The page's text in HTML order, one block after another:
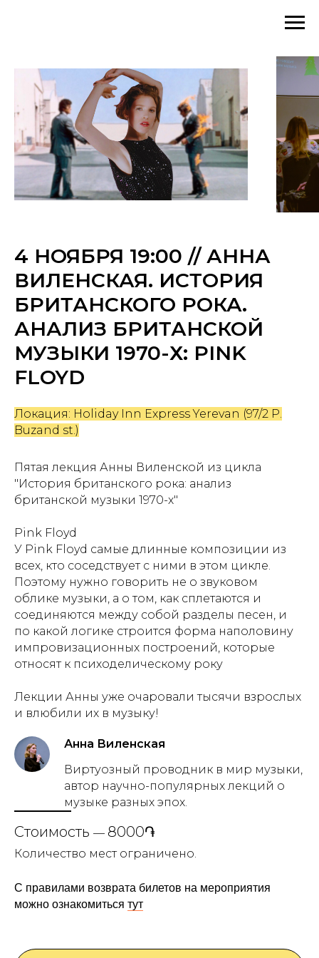
4 НОЯБРЯ 19:00 // АННА
ВИЛЕНСКАЯ. ИСТОРИЯ
БРИТАНСКОГО РОКА.
АНАЛИЗ БРИТАНСКОЙ
МУЗЫКИ 1970-Х: PINK
FLOYD
Локация: Holiday Inn Express Yerevan (97/2 P.
Buzand st.)
Пятая лекция Анны Виленской из цикла
"История британского рока: анализ
британской музыки 1970-х"
Pink Floyd
У Pink Floyd самые длинные композиции из
всех, кто соседствует с ними в этом цикле.
Поэтому нужно говорить не о звуковом
облике музыки, а о том, как сплетаются и
соединяются между собой разделы песен, и
по какой логике строится форма наполовину
импровизационных построений, которые
относят к психоделическому року
Лекции Анны уже очаровали тысячи взрослых
и влюбили их в музыку!
Анна Виленская
Виртуозный проводник в мир музыки,
автор научно-популярных лекций о
музыке разных эпох.
Стоимость — 8000֏
Количество мест ограничено.
С правилами возврата билетов на мероприятия
можно ознакомиться тут